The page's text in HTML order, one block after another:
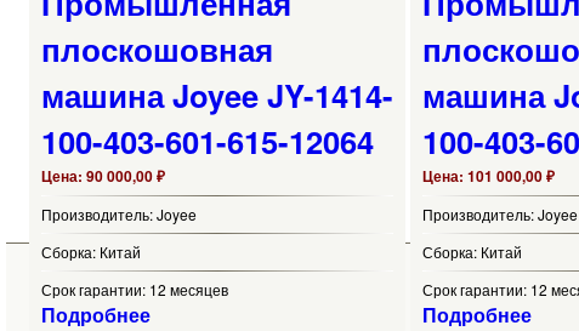
плоскошовная
машина Joyee JY-1414-
100-403-601-615-12064
Цена:90 000,00 ₽
Производитель:Joyee
Сборка: Китай
Срок гарантии: 12 месяцев
Подробнее
машина
100-403-
Цена:101 000,00 ₽
Производитель:Joyee
Сборка: Китай
Срок гарантии: 12
Подробнее